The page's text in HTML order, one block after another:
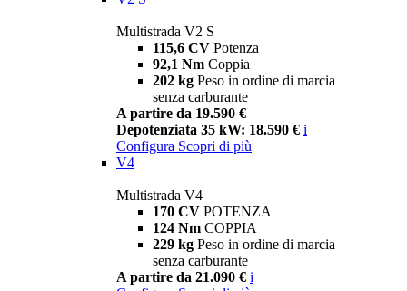
Multistrada V2 S
115,6 CV Potenza
92,1 Nm Coppia
202 kg Peso in ordine di marcia
senza carburante
A partire da 19.590 €
Depotenziata 35 kW: 18.590 € i
Configura Scopri di più
V4
Multistrada V4
170 CV POTENZA
124 Nm COPPIA
229 kg Peso in ordine di marcia
senza carburante
A partire da 21.090 € i